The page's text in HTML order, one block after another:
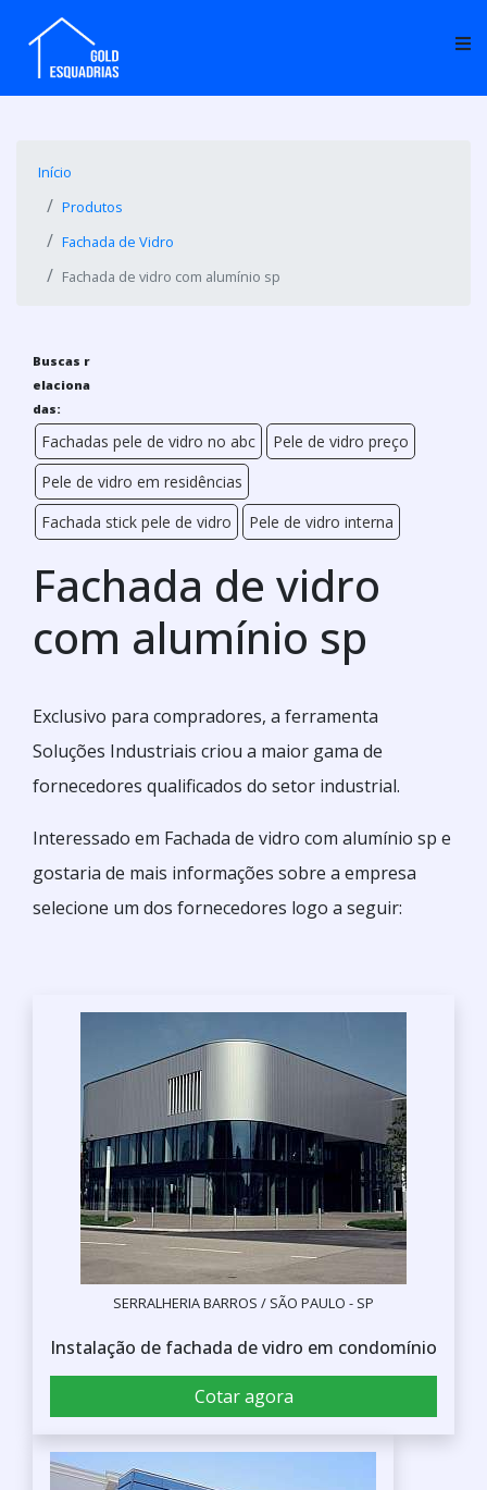
Início
Produtos
Fachada de Vidro
Fachada de vidro com alumínio sp
Buscas r
elaciona
das:
Fachadas pele de vidro no abc
Pele de vidro preço
Pele de vidro em residências
Fachada stick pele de vidro
Pele de vidro interna
Fachada de vidro
com alumínio sp
Exclusivo para compradores, a ferramenta
Soluções Industriais criou a maior gama de
fornecedores qualificados do setor industrial.
Interessado em Fachada de vidro com alumínio sp e
gostaria de mais informações sobre a empresa
selecione um dos fornecedores logo a seguir:
SERRALHERIA BARROS / SÃO PAULO - SP
Instalação de fachada de vidro em condomínio
Cotar agora